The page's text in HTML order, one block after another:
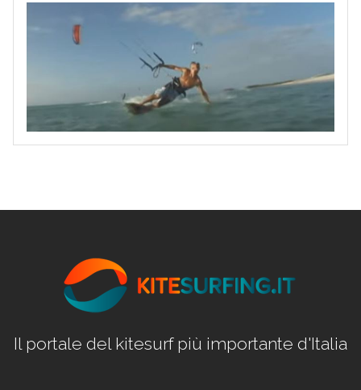
Il portale del kitesurf più importante d'Italia